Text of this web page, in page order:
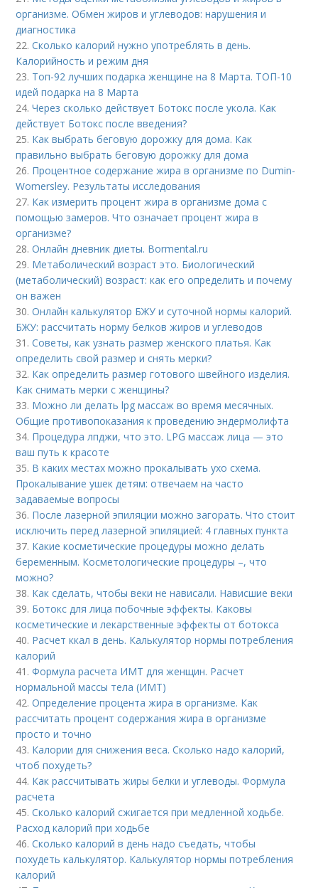
организме. Обмен жиров и углеводов: нарушения и
диагностика
22.Сколько калорий нужно употреблять в день.
Калорийность и режим дня
23. Топ-92 лучших подарка женщине на 8 Марта. ТОП-10
идей подарка на 8 Марта
24.Через сколько действует Ботокс после укола. Как
действует Ботокс после введения?
25. Как выбрать беговую дорожку для дома. Как
правильно выбрать беговую дорожку для дома
26. Процентное содержание жира в организме по Dumin-
Womersley. Результаты исследования
27. Как измерить процент жира в организме дома с
помощью замеров. Что означает процент жира в
организме?
28.Онлайн дневник диеты. Bormental.ru
29. Метаболический возраст это. Биологический
(метаболический) возраст: как его определить и почему
он важен
30.Онлайн калькулятор БЖУ и суточной нормы калорий.
БЖУ: рассчитать норму белков жиров и углеводов
31.Советы, как узнать размер женского платья. Как
определить свой размер и снять мерки?
32. Как определить размер готового швейного изделия.
Как снимать мерки с женщины?
33. Можно ли делать lpg массаж во время месячных.
Общие противопоказания к проведению эндермолифта
34. Процедура лпджи, что это. LPG массаж лица — это
ваш путь к красоте
35. В каких местах можно прокалывать ухо схема.
Прокалывание ушек детям: отвечаем на часто
задаваемые вопросы
36. После лазерной эпиляции можно загорать. Что стоит
исключить перед лазерной эпиляцией: 4 главных пункта
37. Какие косметические процедуры можно делать
беременным. Косметологические процедуры –, что
можно?
38. Как сделать, чтобы веки не нависали. Нависшие веки
39. Ботокс для лица побочные эффекты. Каковы
косметические и лекарственные эффекты от ботокса
40. Расчет ккал в день. Калькулятор нормы потребления
калорий
41.Формула расчета ИМТ для женщин. Расчет
нормальной массы тела (ИМТ)
42.Определение процента жира в организме. Как
рассчитать процент содержания жира в организме
просто и точно
43. Калории для снижения веса. Сколько надо калорий,
чтоб похудеть?
44. Как рассчитывать жиры белки и углеводы. Формула
расчета
45.Сколько калорий сжигается при медленной ходьбе.
Расход калорий при ходьбе
46.Сколько калорий в день надо съедать, чтобы
похудеть калькулятор. Калькулятор нормы потребления
калорий